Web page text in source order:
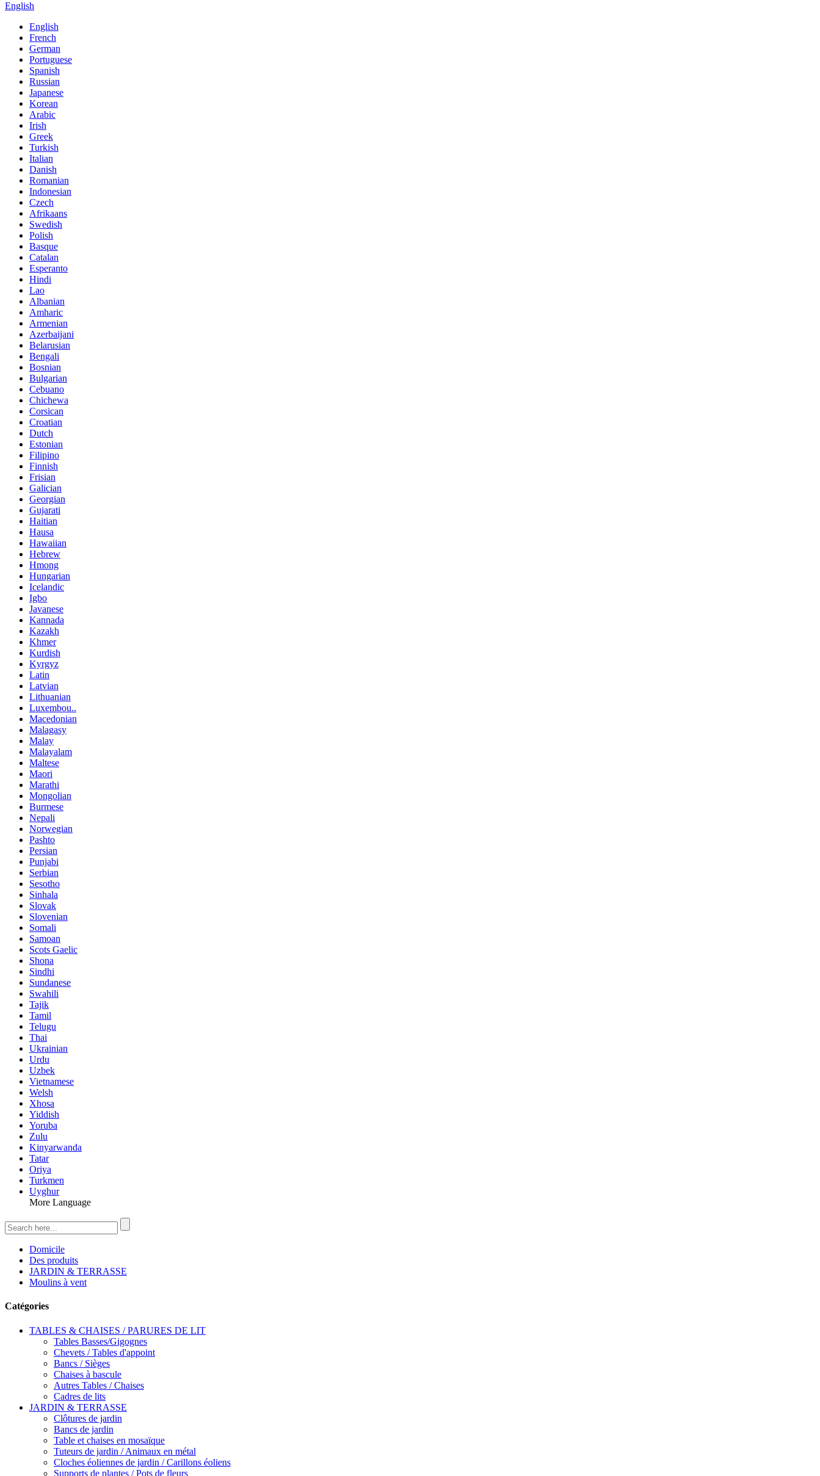
English
English
French
German
Portuguese
Spanish
Russian
Japanese
Korean
Arabic
Irish
Greek
Turkish
Italian
Danish
Romanian
Indonesian
Czech
Afrikaans
Swedish
Polish
Basque
Catalan
Esperanto
Hindi
Lao
Albanian
Amharic
Armenian
Azerbaijani
Belarusian
Bengali
Bosnian
Bulgarian
Cebuano
Chichewa
Corsican
Croatian
Dutch
Estonian
Filipino
Finnish
Frisian
Galician
Georgian
Gujarati
Haitian
Hausa
Hawaiian
Hebrew
Hmong
Hungarian
Icelandic
Igbo
Javanese
Kannada
Kazakh
Khmer
Kurdish
Kyrgyz
Latin
Latvian
Lithuanian
Luxembou..
Macedonian
Malagasy
Malay
Malayalam
Maltese
Maori
Marathi
Mongolian
Burmese
Nepali
Norwegian
Pashto
Persian
Punjabi
Serbian
Sesotho
Sinhala
Slovak
Slovenian
Somali
Samoan
Scots Gaelic
Shona
Sindhi
Sundanese
Swahili
Tajik
Tamil
Telugu
Thai
Ukrainian
Urdu
Uzbek
Vietnamese
Welsh
Xhosa
Yiddish
Yoruba
Zulu
Kinyarwanda
Tatar
Oriya
Turkmen
Uyghur
More Language
Domicile
Des produits
JARDIN & TERRASSE
Moulins à vent
Catégories
TABLES & CHAISES / PARURES DE LIT
Tables Basses/Gigognes
Chevets / Tables d'appoint
Bancs / Sièges
Chaises à bascule
Autres Tables / Chaises
Cadres de lits
JARDIN & TERRASSE
Clôtures de jardin
Bancs de jardin
Table et chaises en mosaïque
Tuteurs de jardin / Animaux en métal
Cloches éoliennes de jardin / Carillons éoliens
Supports de plantes / Pots de fleurs